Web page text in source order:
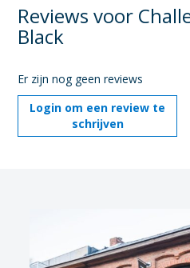
Reviews voor
Black
Er zijn nog geen reviews
Login om een review te
schrijven